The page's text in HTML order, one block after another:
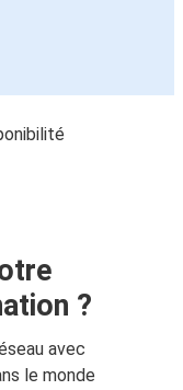
?
avec
le monde